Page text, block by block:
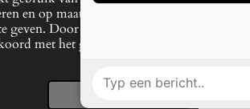
en op maat gemaakte
geven. Door op ‘Accepteren’ te
met het gebruik van alle
Accepteren
Telefoonnummer